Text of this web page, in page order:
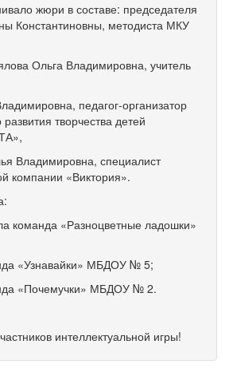
жюри в составе: председателя
Константиновны, методиста МКУ
Ольга Владимировна, учитель
педагог-организатор
творчества детей
Владимировна, специалист
компании «Виктория».
команда «Разноцветные ладошки»
«Узнавайки» МБДОУ № 5;
«Почемучки» МБДОУ № 2.
интеллектуальной игры!